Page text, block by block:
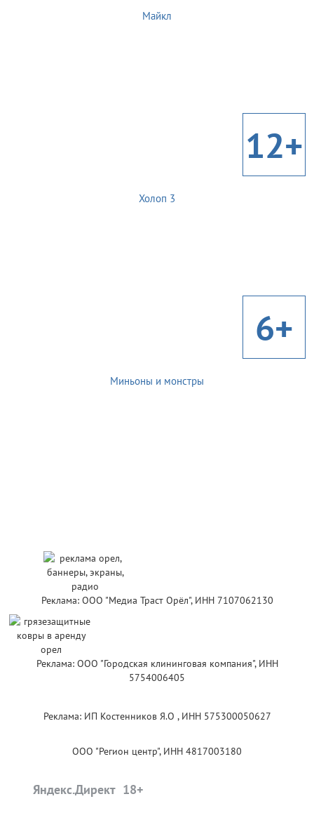
Майкл
12+
Холоп 3
6+
Миньоны и монстры
Реклама: ООО "Медиа Траст Орёл", ИНН 7107062130
Реклама: ООО "Городская клининговая компания", ИНН
5754006405
Реклама: ИП Костенников Я.О , ИНН 575300050627
ООО "Регион центр", ИНН 4817003180
Яндекс.Директ